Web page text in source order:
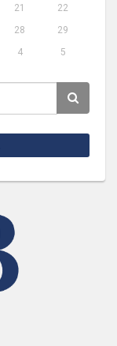
21
22
28
29
4 5